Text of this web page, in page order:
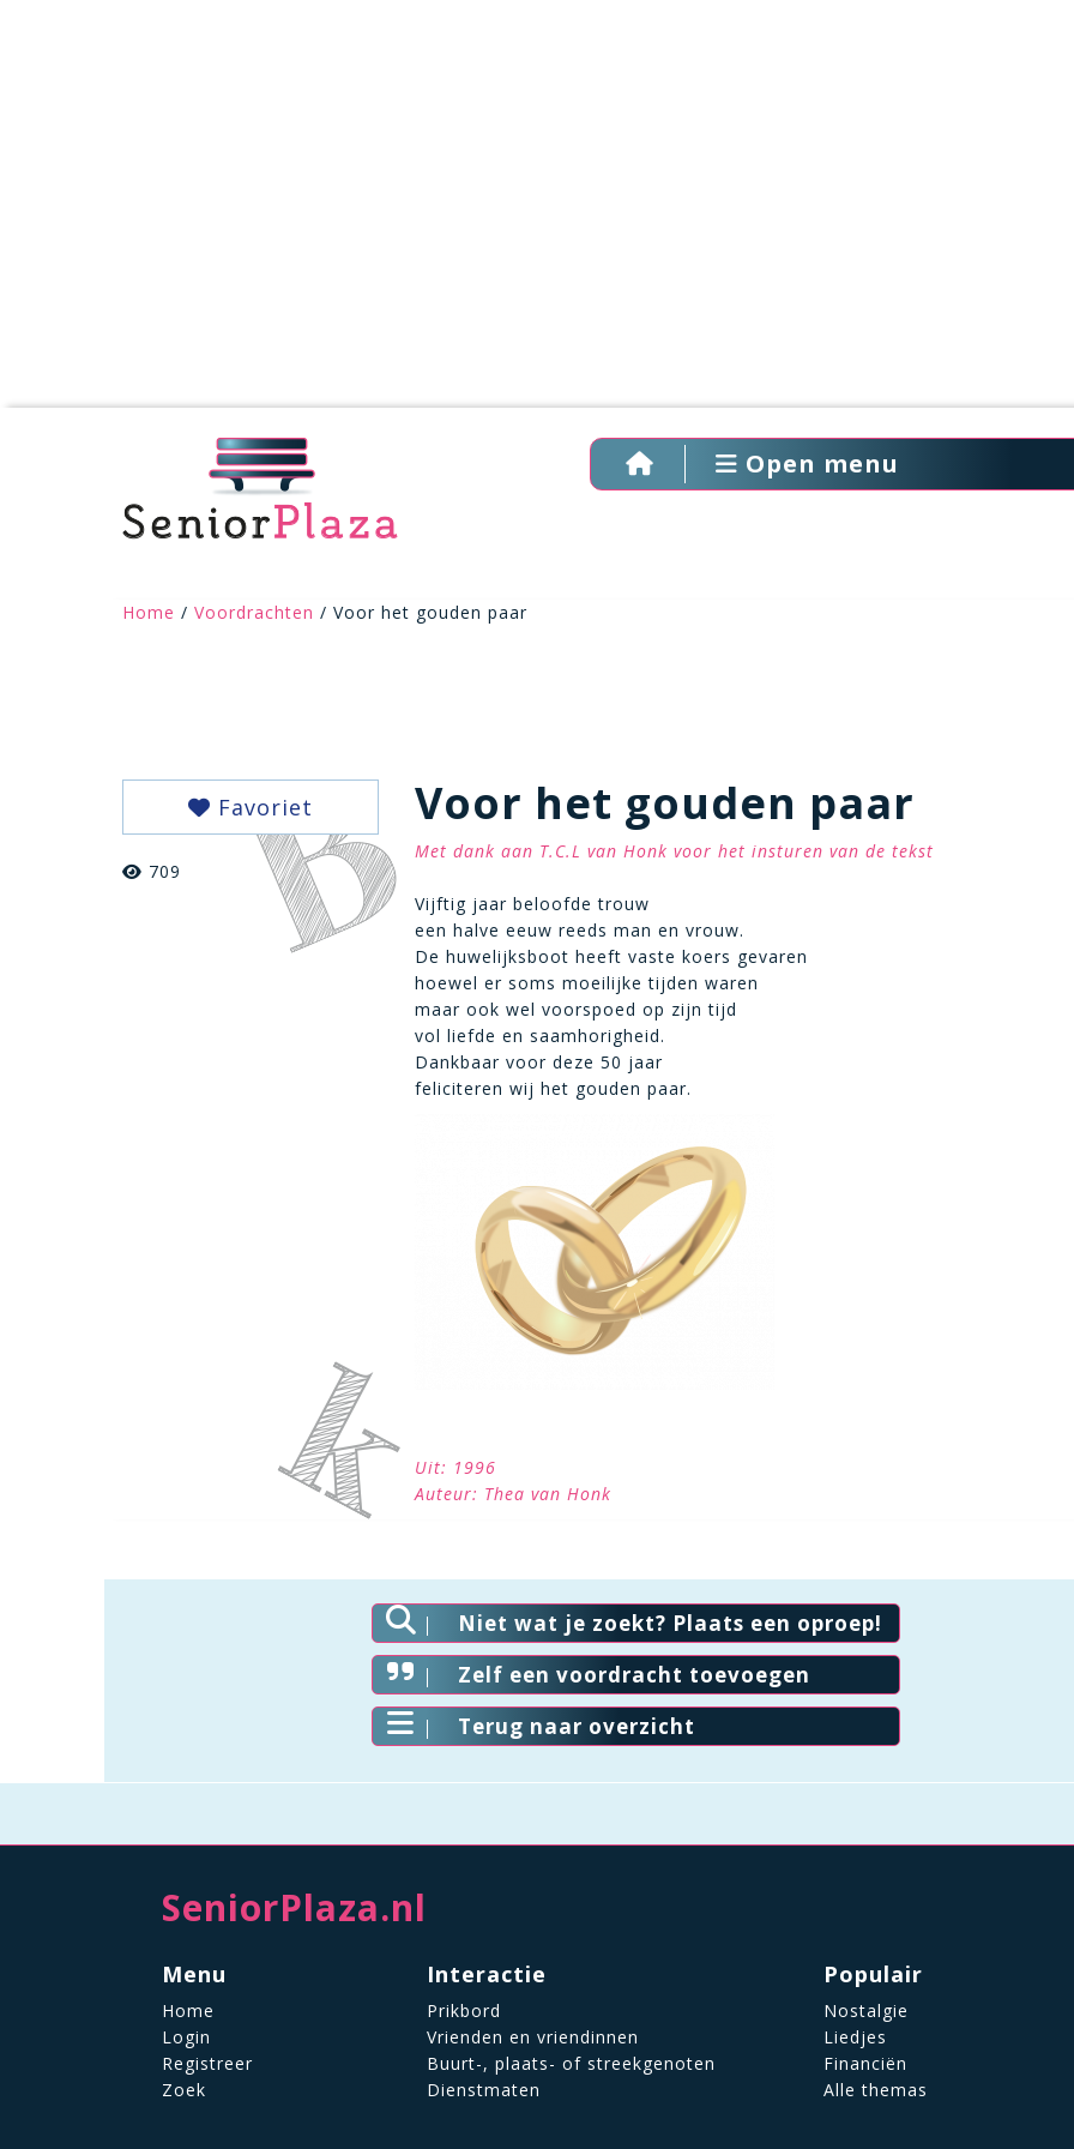
Open menu
Home / Voordrachten / Voor het gouden paar
Favoriet
709
Voor het gouden paar
Met dank aan T.C.L van Honk voor het insturen van de tekst
Vijftig jaar beloofde trouw
een halve eeuw reeds man en vrouw.
De huwelijksboot heeft vaste koers gevaren
hoewel er soms moeilijke tijden waren
maar ook wel voorspoed op zijn tijd
vol liefde en saamhorigheid.
Dankbaar voor deze 50 jaar
feliciteren wij het gouden paar.
Uit: 1996
Auteur: Thea van Honk
Niet wat je zoekt? Plaats een oproep!
Zelf een voordracht toevoegen
Terug naar overzicht
SeniorPlaza.nl
Menu
Home
Login
Registreer
Zoek
Interactie
Prikbord
Vrienden en vriendinnen
Buurt-, plaats- of streekgenoten
Dienstmaten
Populair
Nostalgie
Liedjes
Financiën
Alle themas